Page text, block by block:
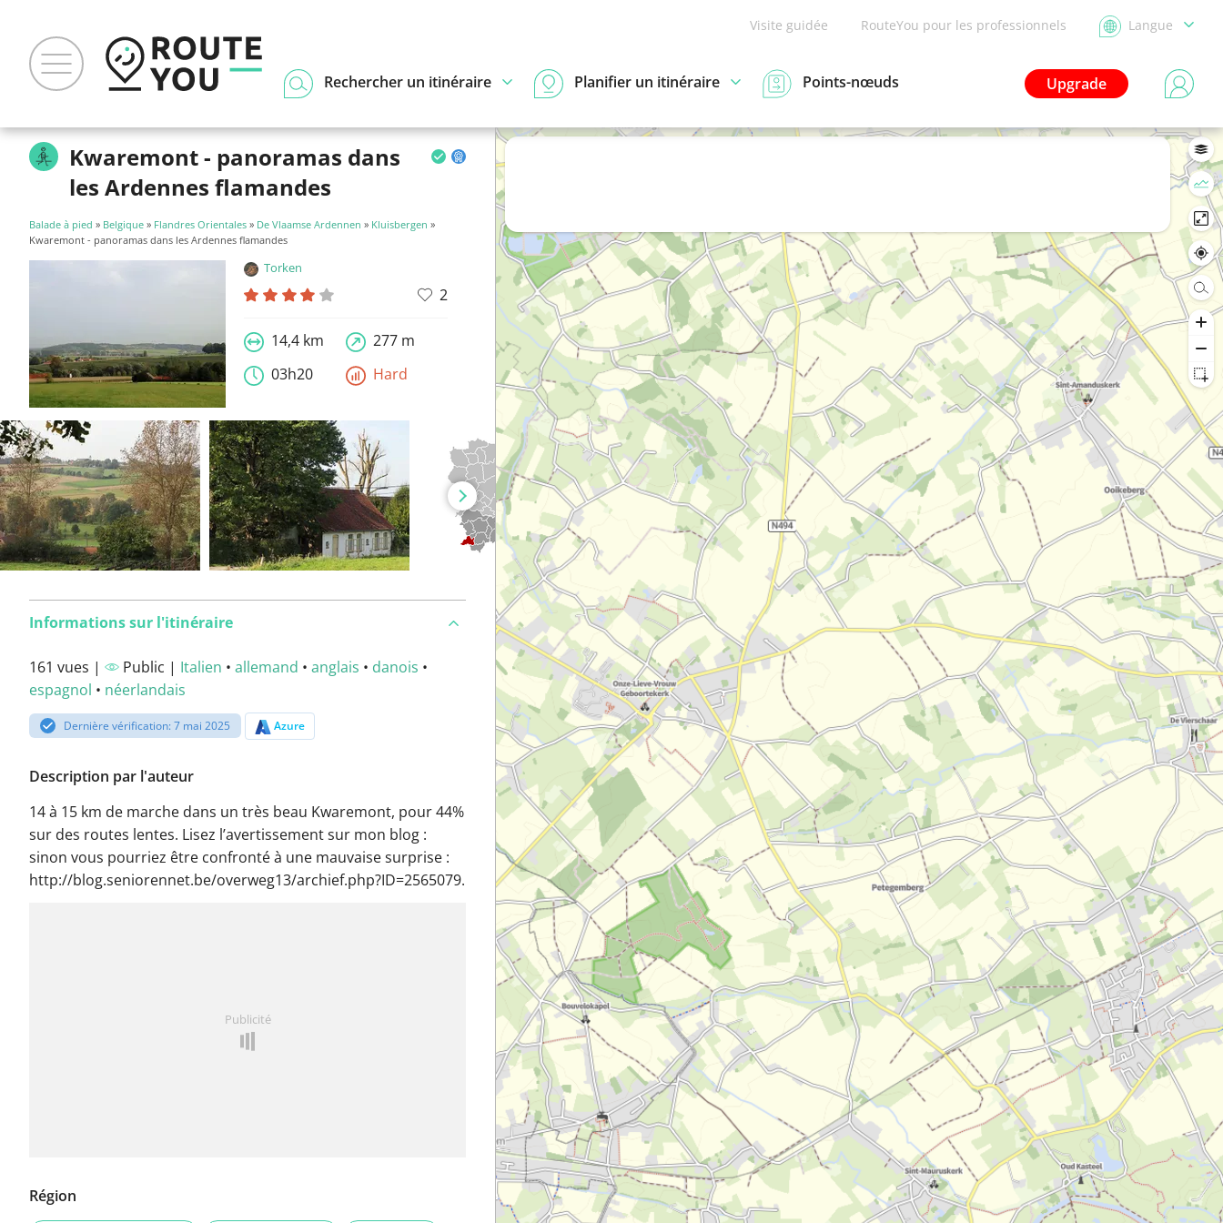
Visite guidée RouteYou pour les professionnels Langue
Upgrade
Rechercher un itinéraire Planifier un itinéraire Points-nœuds
Kwaremont - panoramas dans
les Ardennes flamandes
Balade à pied » Belgique » Flandres Orientales » De Vlaamse Ardennen » Kluisbergen »
Kwaremont - panoramas dans les Ardennes flamandes
Torken
2
14,4 km
277 m
03h20
Hard
Informations sur l'itinéraire
161 vues | Public | Italien • allemand • anglais • danois •
espagnol • néerlandais
Dernière vérification: 7 mai 2025 Azure
Description par l'auteur
14 à 15 km de marche dans un très beau Kwaremont, pour 44%
sur des routes lentes. Lisez l’avertissement sur mon blog :
sinon vous pourriez être confronté à une mauvaise surprise :
http://blog.seniorennet.be/overweg13/archief.php?ID=2565079.
Publicité
Région